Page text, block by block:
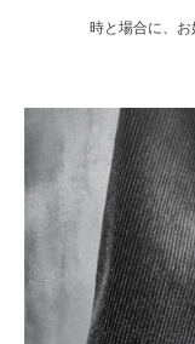
時と場合に、お